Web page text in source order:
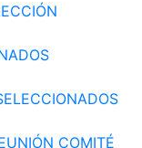
COMITÉ